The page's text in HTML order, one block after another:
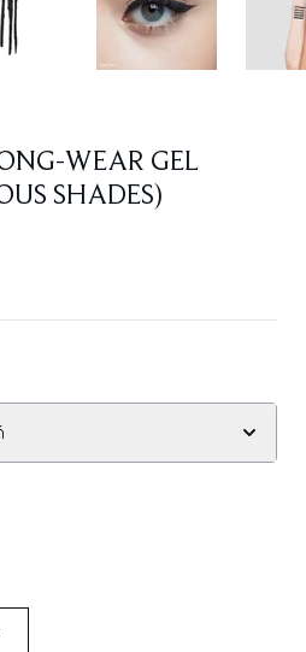
WEAR GEL
SHADES)